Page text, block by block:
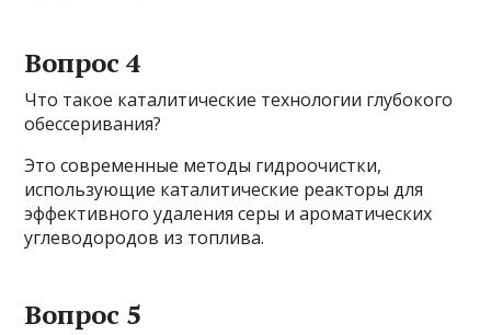
Вопрос 4
Что такое каталитические технологии глубокого
обессеривания?
Это современные методы гидроочистки,
использующие каталитические реакторы для
эффективного удаления серы и ароматических
углеводородов из топлива.
Вопрос 5